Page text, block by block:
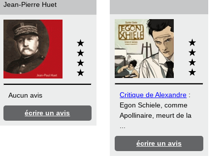
Jean-Pierre Huet
Aucun avis
écrire un avis
Critique de Alexandre :
Egon Schiele, comme
Apollinaire, meurt de la
écrire un avis